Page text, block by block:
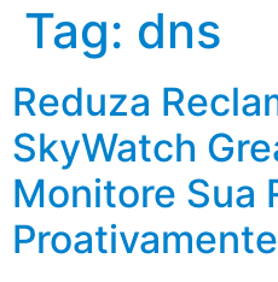
Tag: dns
Reduza
SkyWatch
Monitore Sua
Proativamente